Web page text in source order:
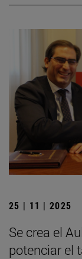
25 | 11 | 2025
Se crea el
potenciar el